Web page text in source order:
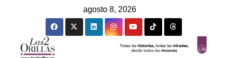
agosto 8, 2026